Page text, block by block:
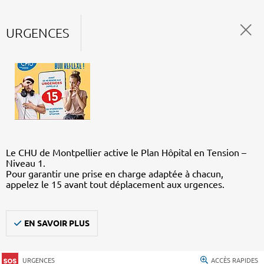
URGENCES
Le CHU de Montpellier active le Plan Hôpital en Tension –
Niveau 1.
Pour garantir une prise en charge adaptée à chacun,
appelez le 15 avant tout déplacement aux urgences.
EN SAVOIR PLUS
URGENCES ACCÈS RAPIDES